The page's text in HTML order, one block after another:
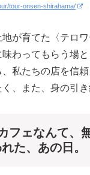
tour-onsen-shirahama/
が育てた〈テロワ
わってもらう場
私たちの店を信
、また、身の引き
フェなんて、
た、あの日。